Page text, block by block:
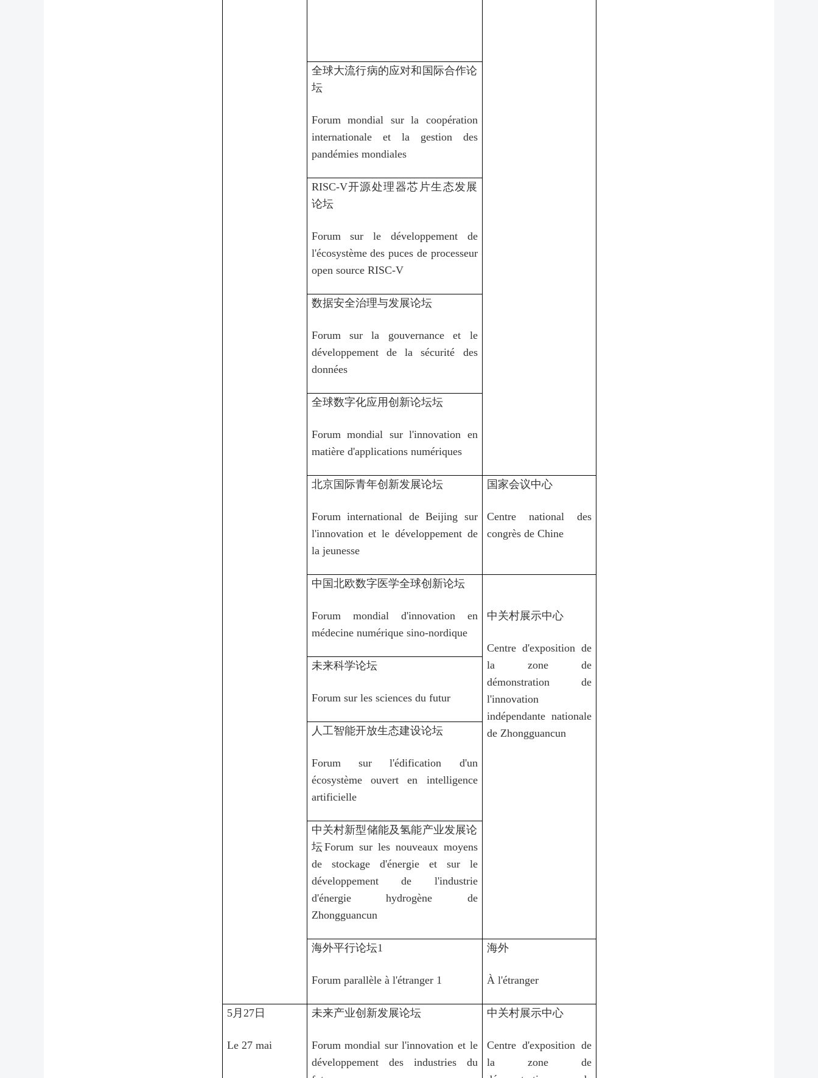
全球大流行病的应对和国际合作论
坛
Forum mondial sur la coopération
internationale et la gestion des
pandémies mondiales
RISC-V开源处理器芯片生态发展
论坛
Forum sur le développement de
l'écosystème des puces de processeur
open source RISC-V
数据安全治理与发展论坛
Forum sur la gouvernance et le
développement de la sécurité des
données
全球数字化应用创新论坛坛
Forum mondial sur l'innovation en
matière d'applications numériques
北京国际青年创新发展论坛
Forum international de Beijing sur
l'innovation et le développement de
la jeunesse
国家会议中心
Centre national des
congrès de Chine
中国北欧数字医学全球创新论坛
Forum mondial d'innovation en
médecine numérique sino-nordique
中关村展示中心
Centre d'exposition de
la zone de
démonstration de
l'innovation
indépendante nationale
de Zhongguancun
未来科学论坛
Forum sur les sciences du futur
人工智能开放生态建设论坛
Forum sur l'édification d'un
écosystème ouvert en intelligence
artificielle
中关村新型储能及氢能产业发展论
坛Forum sur les nouveaux moyens
de stockage d'énergie et sur le
développement de l'industrie
d'énergie hydrogène de
Zhongguancun
海外平行论坛1
Forum parallèle à l'étranger 1
海外
À l'étranger
5月27日
Le 27 mai
未来产业创新发展论坛
Forum mondial sur l'innovation et le
développement des industries du
中关村展示中心
Centre d'exposition de
la zone de